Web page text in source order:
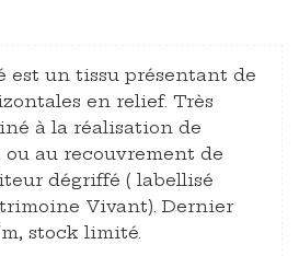
est un tissu présentant de
en relief. Très
à la réalisation de
ou au recouvrement de
dégriffé ( labellisé
Vivant). Dernier
stock limité.